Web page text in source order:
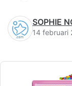
SOPHIE
14 februari